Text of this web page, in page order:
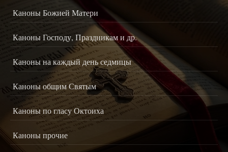
Каноны Божией Матери
Каноны Господу, Праздникам и др.
Каноны на каждый день седмицы
Каноны общим Святым
Каноны по гласу Октоиха
Каноны прочие